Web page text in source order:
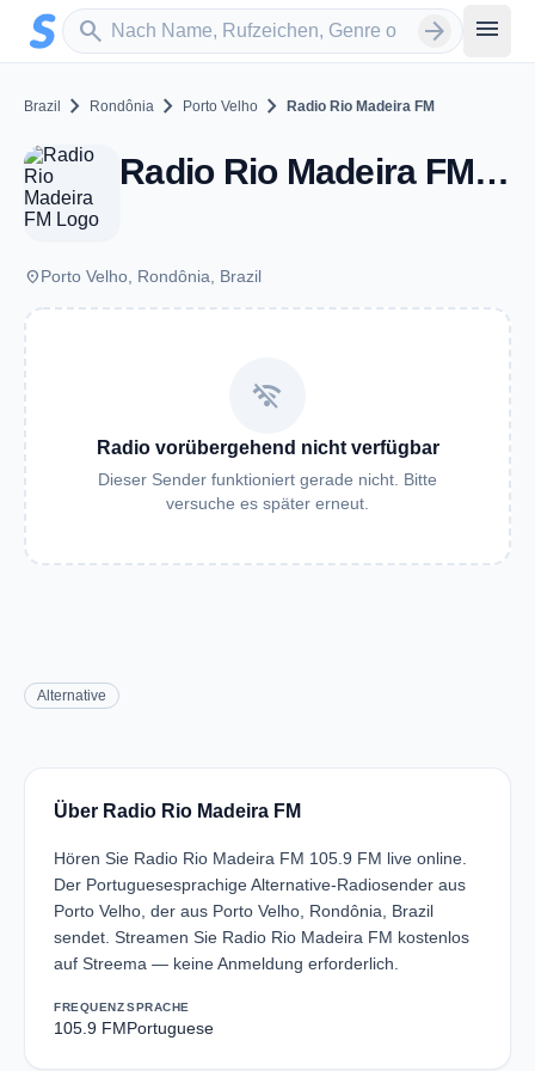
Zum Hauptinhalt springen
search
Sender suchen arrow_forward menu
Brazil chevron_right Rondônia chevron_right Porto Velho chevron_right Radio Rio Madeira FM
Radio Rio Madeira FM - FM 105.9 - Porto Velho
placePorto Velho, Rondônia, Brazil
wifi_off
Radio vorübergehend nicht verfügbar
Dieser Sender funktioniert gerade nicht. Bitte
versuche es später erneut.
Alternative
Über Radio Rio Madeira FM
Hören Sie Radio Rio Madeira FM 105.9 FM live online.
Der Portuguesesprachige Alternative-Radiosender aus
Porto Velho, der aus Porto Velho, Rondônia, Brazil
sendet. Streamen Sie Radio Rio Madeira FM kostenlos
auf Streema — keine Anmeldung erforderlich.
FREQUENZ
105.9 FM
SPRACHE
Portuguese